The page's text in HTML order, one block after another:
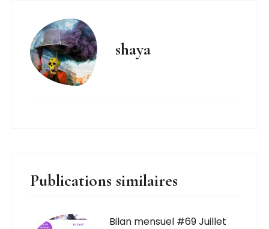
shaya
Publications similaires
Bilan mensuel #69 Juillet